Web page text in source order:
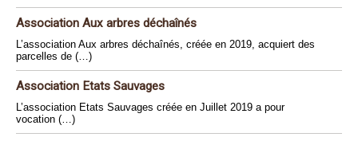
Association Aux arbres déchaînés
L’association Aux arbres déchaînés, créée en 2019, acquiert des
parcelles de (…)
Association Etats Sauvages
L’association Etats Sauvages créée en Juillet 2019 a pour
vocation (…)